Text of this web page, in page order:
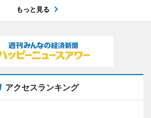
もっと見る
アクセスランキング